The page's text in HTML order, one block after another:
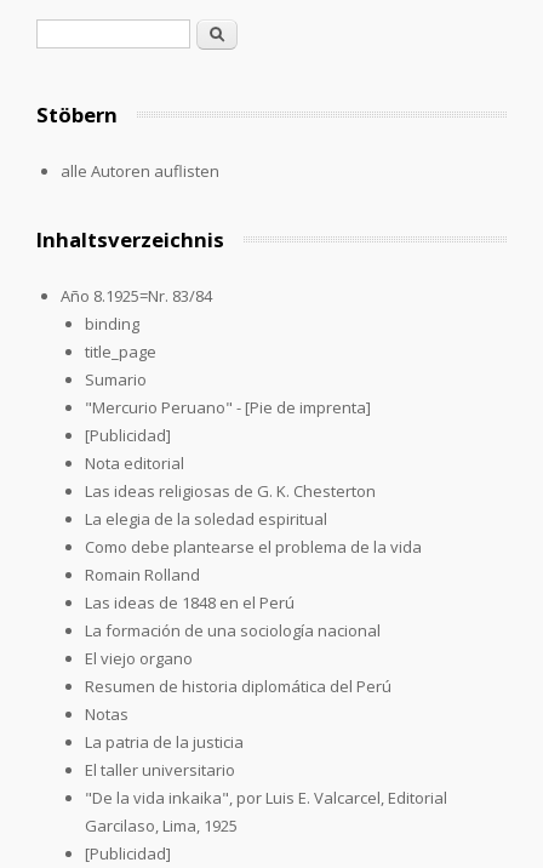
Search
Stöbern
alle Autoren auflisten
Inhaltsverzeichnis
Año 8.1925=Nr. 83/84
binding
title_page
Sumario
"Mercurio Peruano" - [Pie de imprenta]
[Publicidad]
Nota editorial
Las ideas religiosas de G. K. Chesterton
La elegia de la soledad espiritual
Como debe plantearse el problema de la vida
Romain Rolland
Las ideas de 1848 en el Perú
La formación de una sociología nacional
El viejo organo
Resumen de historia diplomática del Perú
Notas
La patria de la justicia
El taller universitario
"De la vida inkaika", por Luis E. Valcarcel, Editorial
Garcilaso, Lima, 1925
[Publicidad]